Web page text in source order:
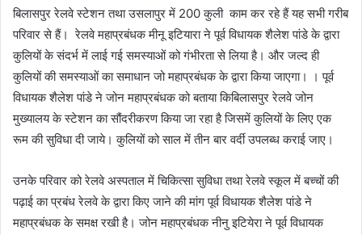
बिलासपुर रेलवे स्टेशन तथा उसलापुर में 200 कुली काम कर रहे हैं यह सभी गरीब
परिवार से हैं। रेलवे महाप्रबंधक मीनू इटियारा ने पूर्व विधायक शैलेश पांडे के द्वारा
कुलियों के संदर्भ में लाई गई समस्याओं को गंभीरता से लिया है। और जल्द ही
कुलियों की समस्याओं का समाधान जो महाप्रबंधक के द्वारा किया जाएगा। । पूर्व
विधायक शैलेश पांडे ने जोन महाप्रबंधक को बताया किबिलासपुर रेलवे जोन
मुख्यालय के स्टेशन का सौंदरीकरण किया जा रहा है जिसमें कुलियों के लिए एक
रूम की सुविधा दी जाये। कुलियों को साल में तीन बार वर्दी उपलब्ध कराई जाए।
उनके परिवार को रेलवे अस्पताल में चिकित्सा सुविधा तथा रेलवे स्कूल में बच्चों की
पढ़ाई का प्रबंध रेलवे के द्वारा किए जाने की मांग पूर्व विधायक शैलेश पांडे ने
महाप्रबंधक के समक्ष रखी है। जोन महाप्रबंधक नीनु इटियेरा ने पूर्व विधायक